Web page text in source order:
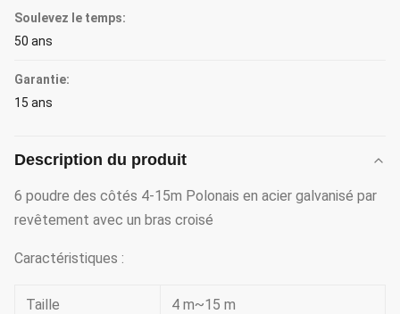
Soulevez le temps:
50 ans
Garantie:
15 ans
Description du produit
6 poudre des côtés 4-15m Polonais en acier galvanisé par
revêtement avec un bras croisé
Caractéristiques :
Taille 4 m~15 m